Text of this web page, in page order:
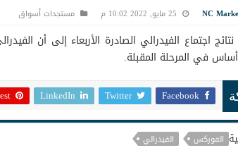
NC 25 مايو, 2022 10:02 م مستجدات أسواق
في المرحلة المقبلة.
Facebook
Twitter
LinkedIn
الفوركس الفيدرالي